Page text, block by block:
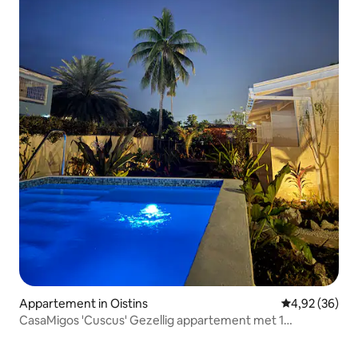
Appartement in Oistins Gemiddelde
4,92 (36)
CasaMigos 'Cuscus' Gezellig appartement met 1